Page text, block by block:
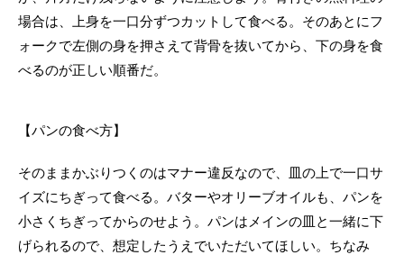
場合は、上身を一口分ずつカットして食べる。そのあとにフ
ォークで左側の身を押さえて背骨を抜いてから、下の身を食
べるのが正しい順番だ。
【パンの食べ方】
そのままかぶりつくのはマナー違反なので、皿の上で一口サ
イズにちぎって食べる。バターやオリーブオイルも、パンを
小さくちぎってからのせよう。パンはメインの皿と一緒に下
げられるので、想定したうえでいただいてほしい。ちなみ